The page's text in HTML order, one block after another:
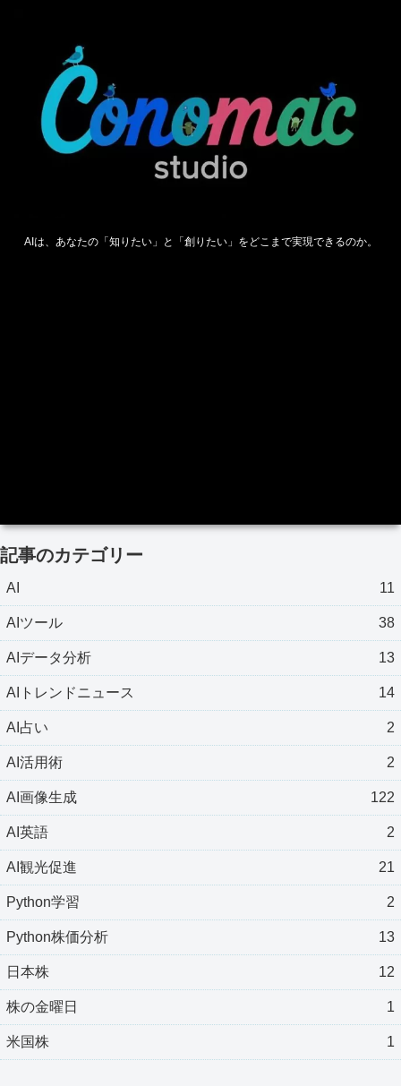
AIは、あなたの「知りたい」と「創りたい」をどこまで実現できるのか。
記事のカテゴリー
AI 11
AIツール 38
AIデータ分析 13
AIトレンドニュース 14
AI占い 2
AI活用術 2
AI画像生成 122
AI英語 2
AI観光促進 21
Python学習 2
Python株価分析 13
日本株 12
株の金曜日 1
米国株 1